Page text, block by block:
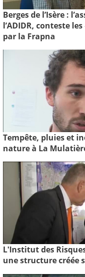
Berges de l’Isère :
l’ADIDR, conteste
par la Frapna
Tempête, pluies et
nature à La
L'Institut des
une structure créée